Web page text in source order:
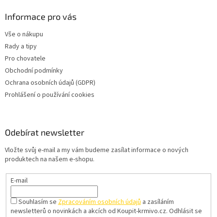
Informace pro vás
Vše o nákupu
Rady a tipy
Pro chovatele
Obchodní podmínky
Ochrana osobních údajů (GDPR)
Prohlášení o používání cookies
Odebírat newsletter
Vložte svůj e-mail a my vám budeme zasílat informace o nových
produktech na našem e-shopu.
E-mail
Souhlasím seZpracováním osobních údajůa zasíláním
newsletterů o novinkách a akcích od Koupit-krmivo.cz. Odhlásit se